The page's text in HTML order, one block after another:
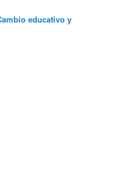
educativo y